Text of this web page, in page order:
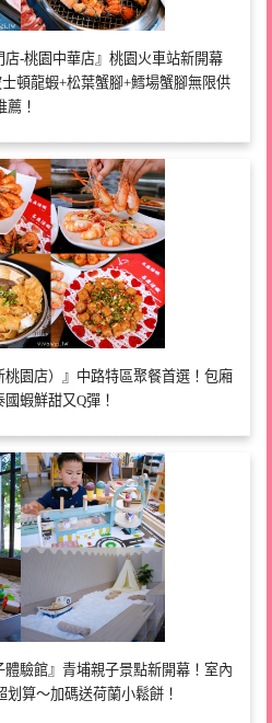
-桃園中華店』桃園火車站新開幕
頓龍蝦+松葉蟹腳+鱈場蟹腳無限供
薦！
園店）』中路特區聚餐首選！包廂
蝦鮮甜又Q彈！
驗館』青埔親子景點新開幕！室內
算～加碼送荷蘭小鬆餅！